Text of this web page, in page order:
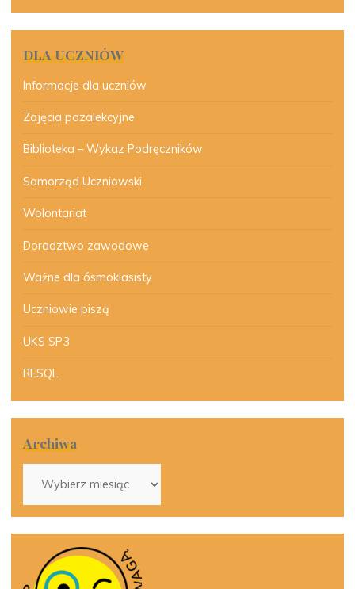
DLA UCZNIÓW
Informacje dla uczniów
Zajęcia pozalekcyjne
Biblioteka – Wykaz Podręczników
Samorząd Uczniowski
Wolontariat
Doradztwo zawodowe
Ważne dla ósmoklasisty
Uczniowie piszą
UKS SP3
RESQL
Archiwa